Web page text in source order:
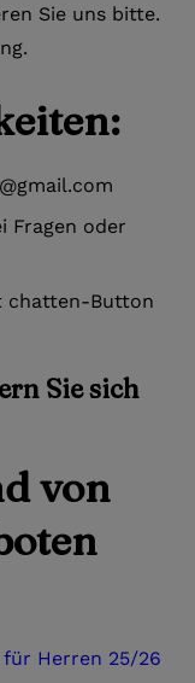
Sie uns bitte.
Fragen oder
chatten-Button
Sie sich
von
Herren 25/26